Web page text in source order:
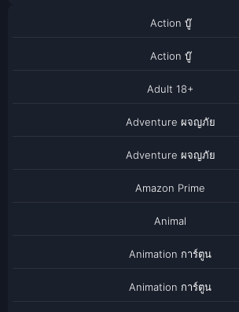
Action บู๊
Action บู๊
Adult 18+
Adventure ผจญภัย
Adventure ผจญภัย
Amazon Prime
Animal
Animation การ์ตูน
Animation การ์ตูน